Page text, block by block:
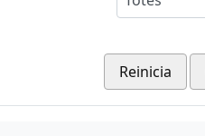
Reinicia